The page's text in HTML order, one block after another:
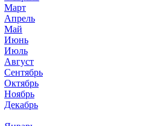
Март
Апрель
Май
Июнь
Июль
Август
Сентябрь
Октябрь
Ноябрь
Декабрь